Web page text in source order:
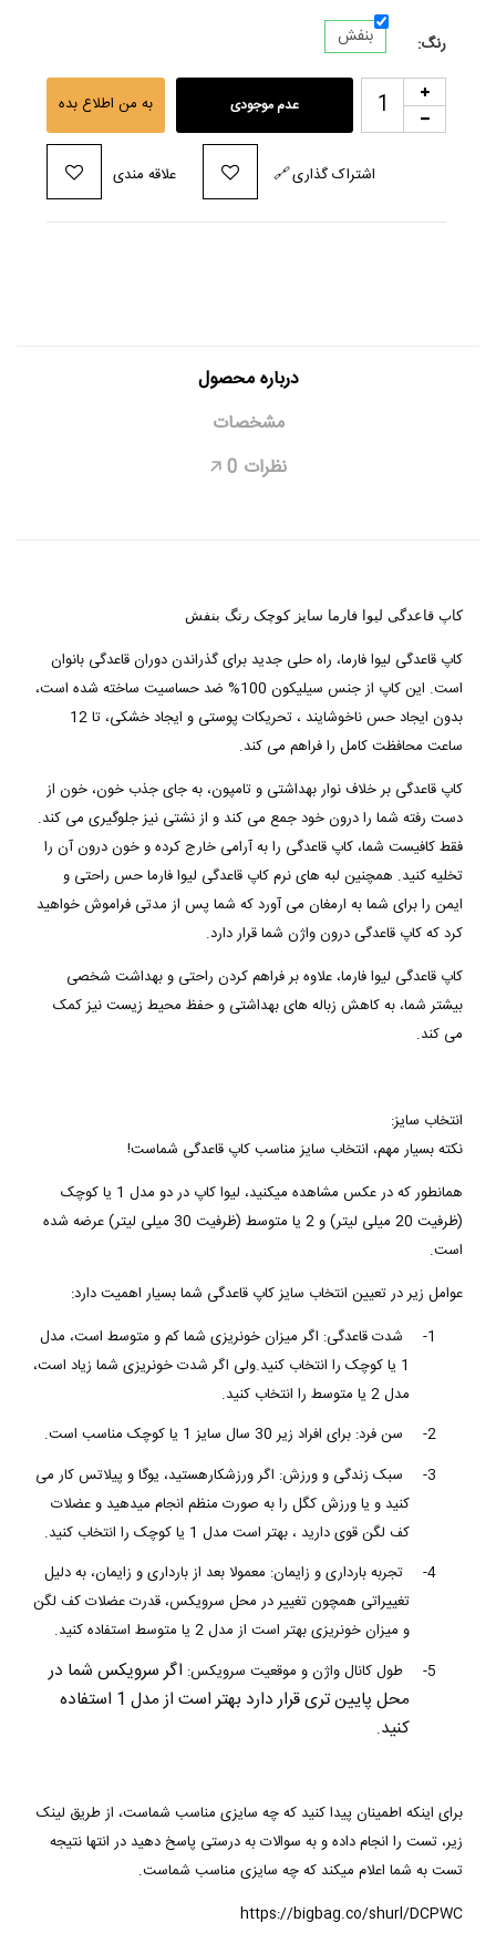
رنگ: بنفش
عدم موجودی به من اطلاع بده
علاقه مندی 🔗اشتراک گذاری
درباره محصول
مشخصات
نظرات 0
🡥
کاپ قاعدگی لیوا فارما سایز کوچک رنگ بنفش
کاپ قاعدگی لیوا فارما، راه حلی جدید برای گذراندن دوران قاعدگی بانوان
است. این کاپ از جنس سیلیکون 100% ضد حساسیت ساخته شده است،
بدون ایجاد حس ناخوشایند ، تحریکات پوستی و ایجاد خشکی، تا 12
ساعت محافظت کامل را فراهم می کند.
کاپ قاعدگی بر خلاف نوار بهداشتی و تامپون، به جای جذب خون، خون از
دست رفته شما را درون خود جمع می کند و از نشتی نیز جلوگیری می کند.
فقط کافیست شما، کاپ قاعدگی را به آرامی خارج کرده و خون درون آن را
تخلیه کنید. همچنین لبه های نرم کاپ قاعدگی لیوا فارما حس راحتی و
ایمن را برای شما به ارمغان می آورد که شما پس از مدتی فراموش خواهید
کرد که کاپ قاعدگی درون واژن شما قرار دارد.
کاپ قاعدگی لیوا فارما، علاوه بر فراهم کردن راحتی و بهداشت شخصی
بیشتر شما، به کاهش زباله های بهداشتی و حفظ محیط زیست نیز کمک
می کند.
انتخاب سایز:
نکته بسیار مهم، انتخاب سایز مناسب کاپ قاعدگی شماست!
همانطور که در عکس مشاهده میکنید، لیوا کاپ در دو مدل 1 یا کوچک
(ظرفیت 20 میلی لیتر) و 2 یا متوسط (ظرفیت 30 میلی لیتر) عرضه شده
است.
عوامل زیر در تعیین انتخاب سایز کاپ قاعدگی شما بسیار اهمیت دارد:
1-
شدت قاعدگی: اگر میزان خونریزی شما کم و متوسط است، مدل
1 یا کوچک را انتخاب کنید.ولی اگر شدت خونریزی شما زیاد است،
مدل 2 یا متوسط را انتخاب کنید.
2-
سن فرد: برای افراد زیر 30 سال سایز 1 یا کوچک مناسب است.
3-
سبک زندگی و ورزش: اگر ورزشکارهستید، یوگا و پیلاتس کار می
کنید و یا ورزش کگل را به صورت منظم انجام میدهید و عضلات
کف لگن قوی دارید ، بهتر است مدل 1 یا کوچک را انتخاب کنید.
4-
تجربه بارداری و زایمان: معمولا بعد از بارداری و زایمان، به دلیل
تغییراتی همچون تغییر در محل سرویکس، قدرت عضلات کف لگن
و میزان خونریزی بهتر است از مدل 2 یا متوسط استفاده کنید.
5-
طول کانال واژن و موقعیت سرویکس: اگر سرویکس شما در
محل پایین تری قرار دارد بهتر است از مدل 1 استفاده
کنید.
برای اینکه اطمینان پیدا کنید که چه سایزی مناسب شماست، از طریق لینک
زیر، تست را انجام داده و به سوالات به درستی پاسخ دهید در انتها نتیجه
تست به شما اعلام میکند که چه سایزی مناسب شماست.
https://bigbag.co/shurl/DCPWC